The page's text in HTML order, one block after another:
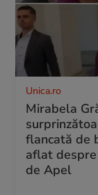
Unica.ro
Mirabela
flancată de
aflat
de Apel